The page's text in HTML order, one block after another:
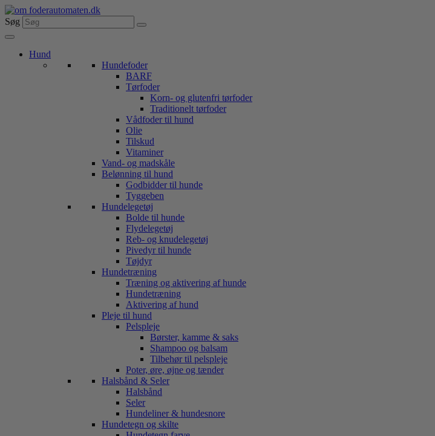
Videre
til
indhold
Søg
Hund
Hundefoder
BARF
Tørfoder
Korn- og glutenfri tørfoder
Traditionelt tørfoder
Vådfoder til hund
Olie
Tilskud
Vitaminer
Vand- og madskåle
Belønning til hund
Godbidder til hunde
Tyggeben
Hundelegetøj
Bolde til hunde
Flydelegetøj
Reb- og knudelegetøj
Pivedyr til hunde
Tøjdyr
Hundetræning
Træning og aktivering af hunde
Hundetræning
Aktivering af hund
Pleje til hund
Pelspleje
Børster, kamme & saks
Shampoo og balsam
Tilbehør til pelspleje
Poter, øre, øjne og tænder
Halsbånd & Seler
Halsbånd
Seler
Hundeliner & hundesnore
Hundetegn og skilte